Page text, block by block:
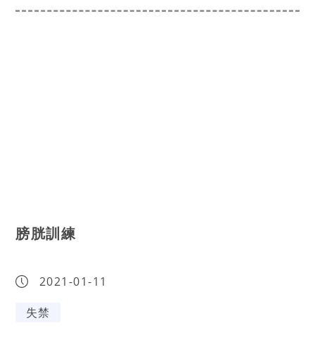
膀胱訓練
2021-01-11
失禁